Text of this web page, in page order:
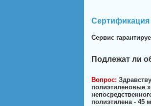
Сертификация
Сервис
Подлежат ли
Вопрос:
полиэтиленовые
полиэтилена - 45